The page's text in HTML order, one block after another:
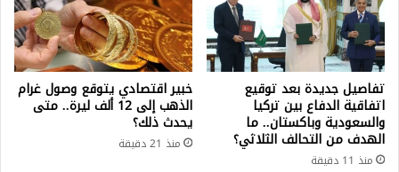
تفاصيل جديدة بعد توقيع
اتفاقية الدفاع بين تركيا
والسعودية وباكستان.. ما
الهدف من التحالف الثلاثي؟
منذ 11 دقيقة
خبير اقتصادي يتوقع وصول غرام
الذهب إلى 12 ألف ليرة.. متى
يحدث ذلك؟
منذ 21 دقيقة